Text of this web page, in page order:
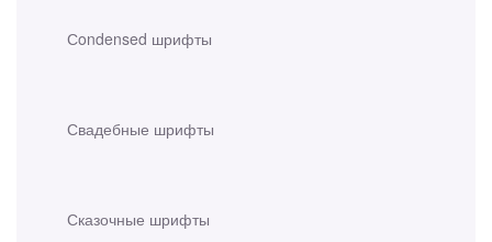
Сondensed шрифты
Свадебные шрифты
Сказочные шрифты